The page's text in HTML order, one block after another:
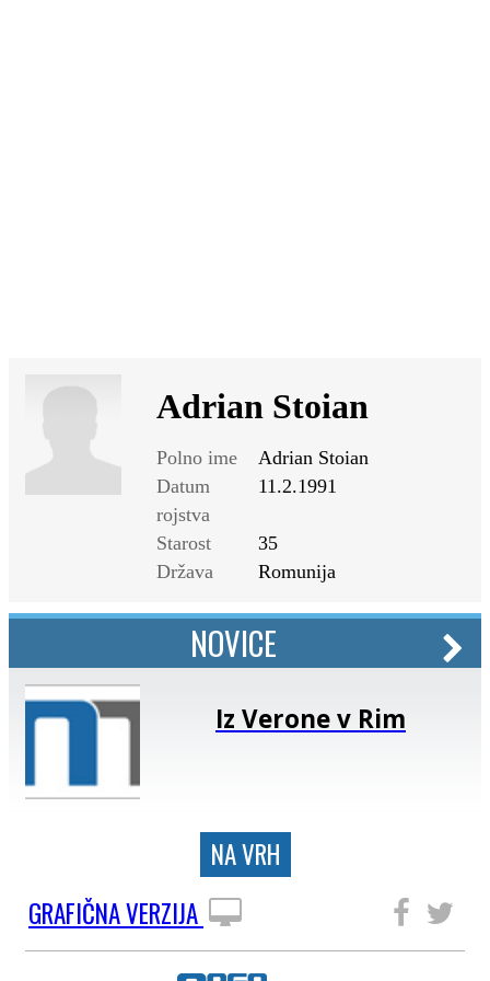
Adrian Stoian
Polno ime
Adrian Stoian
Datum
rojstva
11.2.1991
Starost
35
Država
Romunija
NOVICE
Iz Verone v Rim
NA VRH
GRAFIČNA VERZIJA